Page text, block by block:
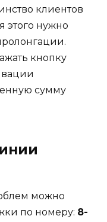
клиентов
нужно
кнопку
сумму
можно
по номеру: 8-